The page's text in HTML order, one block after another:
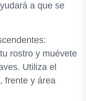
a que se
rostro y muévete
Utiliza el
frente y área